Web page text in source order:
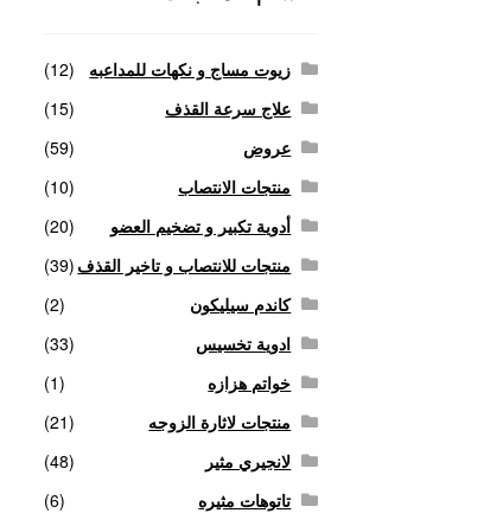
منتجات للانتصاب
زيوت مساج و نكهات للمداعبه
(12)
علاج سرعة القذف
(15)
عروض
(59)
منتجات الانتصاب
(10)
أدوية تكبير و تضخيم العضو
(20)
منتجات للانتصاب و تاخير القذف (39)
كاندم سيليكون
(2)
ادوية تخسيس
(33)
خواتم هزازه
(1)
منتجات لاثارة الزوجه
(21)
لانجيري مثير
(48)
تاتوهات مثيره
(6)